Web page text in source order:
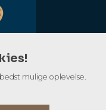
mulige oplevelse.